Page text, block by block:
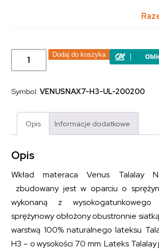
ilość
Materac
ze
z
naturalnego
VENUS
TALALAY
X7
H3
Dodaj do koszyka
Symbol:VENUSNAX7-H3-UL-200200
Opis Informacje dodatkowe
Opis
Wkład materaca Venus Talalay
zbudowany jest w oparciu o
wykonaną z
sprężynowy obłożony obustronnie
warstwą 100% naturalnego lateksu
H3 – o wysokości 70 mm. Lateks